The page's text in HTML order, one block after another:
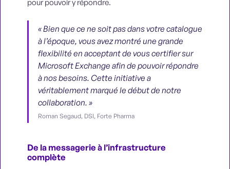
pour pouvoir y répondre.
« Bien que ce ne soit pas dans votre catalogue
à l’époque, vous avez montré une grande
flexibilité en acceptant de vous certifier sur
Microsoft Exchange afin de pouvoir répondre
à nos besoins. Cette initiative a
véritablement marqué le début de notre
collaboration. »
Roman Segaud, DSI, Forte Pharma
De la messagerie à l’infrastructure
complète